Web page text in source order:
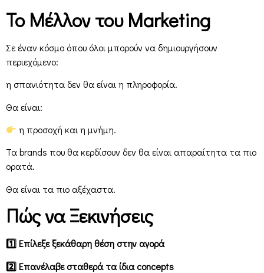
Το Μέλλον του Marketing
Σε έναν κόσμο όπου όλοι μπορούν να δημιουργήσουν
περιεχόμενο:
η σπανιότητα δεν θα είναι η πληροφορία.
Θα είναι:
η προσοχή και η μνήμη.
Τα brands που θα κερδίσουν δεν θα είναι απαραίτητα τα πιο
ορατά.
Θα είναι τα πιο αξέχαστα.
Πώς να Ξεκινήσεις
1Επίλεξε ξεκάθαρη θέση στην αγορά
2️Επανέλαβε σταθερά τα ίδια concepts